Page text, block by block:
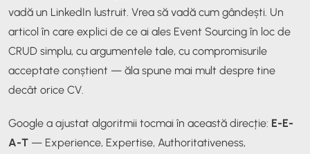
vadă un LinkedIn lustruit. Vrea să vadă cum gândești. Un
articol în care explici de ce ai ales Event Sourcing în loc de
CRUD simplu, cu argumentele tale, cu compromisurile
acceptate conștient — ăla spune mai mult despre tine
decât orice CV.
Google a ajustat algoritmii tocmai în această direcție: E-E-
A-T — Experience, Expertise, Authoritativeness,